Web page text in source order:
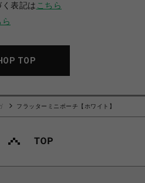
表記は こちら
ら
TOP
フラッターミニポーチ【ホワイト】